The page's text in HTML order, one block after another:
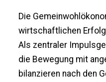
Die
wirtschaftlichen
Als zentraler
die Bewegung mit
bilanzieren nach den